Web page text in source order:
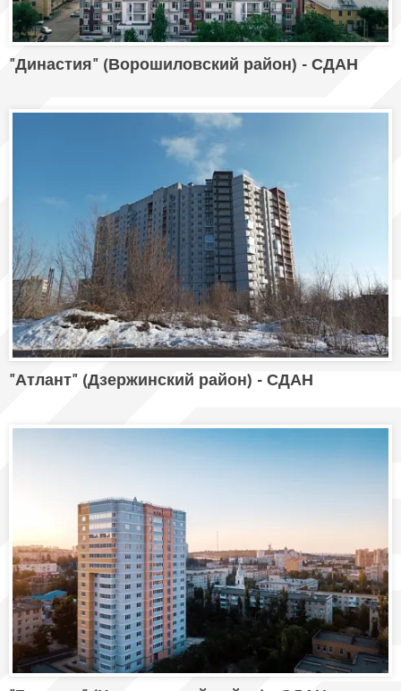
"Династия" (Ворошиловский район) - СДАН
"Атлант" (Дзержинский район) - СДАН